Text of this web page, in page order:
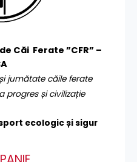
Căi Ferate ”CFR” –
jumătate căile ferate
progres și civilizație
ecologic și sigur